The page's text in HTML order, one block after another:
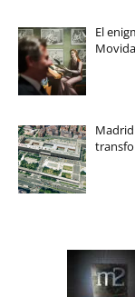
El
Madrid